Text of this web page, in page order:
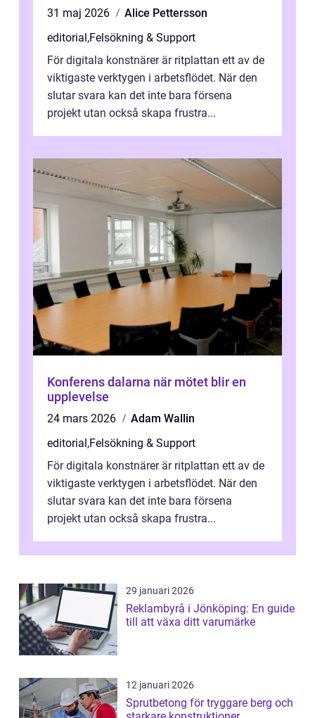
31 maj 2026
Alice Pettersson
editorial ,Felsökning & Support
För digitala konstnärer är ritplattan ett av de
viktigaste verktygen i arbetsflödet. När den
slutar svara kan det inte bara försena
projekt utan också skapa frustra...
Konferens dalarna när mötet blir en
upplevelse
24 mars 2026
Adam Wallin
editorial ,Felsökning & Support
För digitala konstnärer är ritplattan ett av de
viktigaste verktygen i arbetsflödet. När den
slutar svara kan det inte bara försena
projekt utan också skapa frustra...
29 januari 2026
Reklambyrå i Jönköping: En guide
till att växa ditt varumärke
12 januari 2026
Sprutbetong för tryggare berg och